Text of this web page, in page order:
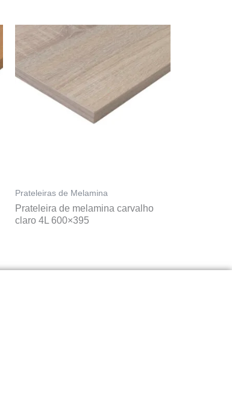
Prateleiras de Melamina
Prateleira de melamina carvalho
claro 4L 600×395